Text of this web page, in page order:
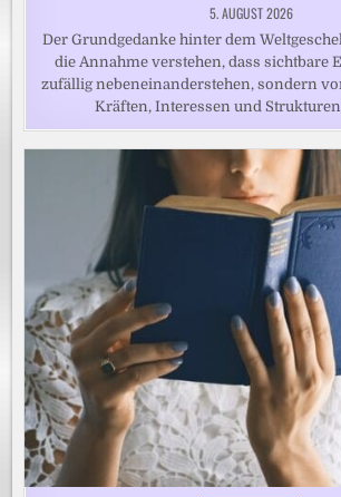
5. AUGUST 2026
Der Grundgedanke hinter dem
die Annahme verstehen, dass sichtbare
zufällig nebeneinanderstehen, sondern
Kräften, Interessen und